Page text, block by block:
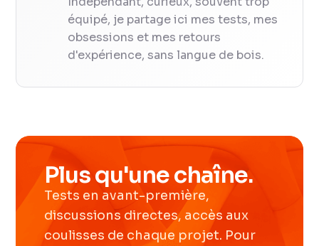
équipé, je partage ici mes tests, mes
obsessions et mes retours
d'expérience, sans langue de bois.
Plus qu'une chaîne.
Tests en avant-première,
discussions directes, accès aux
coulisses de chaque projet. Pour